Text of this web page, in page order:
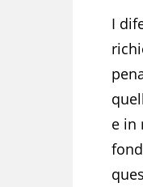
I
e in